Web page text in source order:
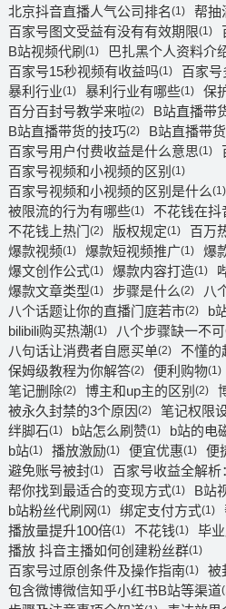
北京抖音直播人气公司排名(1) 帮抽
百家号图文受益有没有有效期限(1)
B站视频代刷 (1) 巴扎黑个人资料介
百家号15秒视频有收益吗(1) 百家
暴利行业(1) 暴利行业有哪些(1) 保
百分百封号教学来啦(2) B站直播带
B站直播带货的技巧(2) B站直播带货
百家号用户付费收益是什么意思(1)
百家号视频和小视频的区别 (1)
百家号视频和小视频的区别是什么(1)
被限流的行为有哪些(1) 不花钱在抖
不花钱上热门(2) 版权规定(1) 百万
爆款视频(1) 爆款短视频推广(1) 爆
爆文创作公式(1) 爆款内容打造(1)
爆款文章类型(1) 步骤是什么(2) 八
八个话题让你的直播门庭若市(2) b
bilibili购买热潮(1) 八个步骤缺一不可
八句话让消费者自愿买单(2) 不懂的
保姆级教程为你解答(2) 便利购物(1)
笔记删除(2) 博主和up主的区别 (2)
被永久封禁的3个原因(2) 笔记权限
绊脚石(1) b站怎么刷赞(1) b站的电
b站(1) 播放激励(1) 便宜优惠(1) 便
避免账号被封(1) 百家号收益全解析
帮你找到最适合的变现方式(1) B站
b站粉丝代刷网(1) 绑定支付方式(1)
播放量提升100倍(1) 不花钱(1) 毕
播放 抖音主播如何创建粉丝群(1)
百家号过原创条件及操作指南(1) 被
包含微博微信知乎小红书B站等渠道